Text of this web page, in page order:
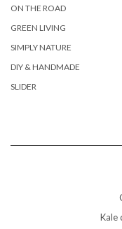
ON THE ROAD
GREEN LIVING
SIMPLY NATURE
DIY & HANDMADE
SLIDER
Kale